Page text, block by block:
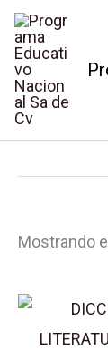
contenido
Mostrando